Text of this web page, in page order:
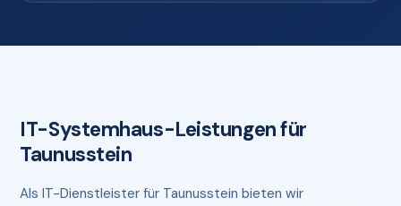
IT-Systemhaus-Leistungen für
Taunusstein
Als IT-Dienstleister für Taunusstein bieten wir